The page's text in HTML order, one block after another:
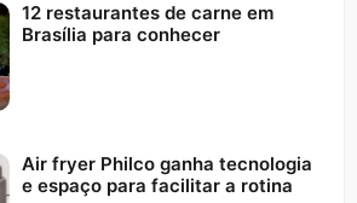
12 restaurantes de carne em
Brasília para conhecer
Air fryer Philco ganha tecnologia
e espaço para facilitar a rotina